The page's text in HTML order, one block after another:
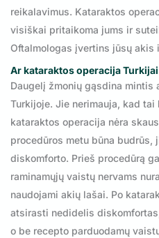
reikalavimus. Kataraktos
visiškai pritaikoma jums ir
Oftalmologas įvertins jūsų akis
Ar kataraktos operacija
Daugelį žmonių gąsdina mintis
Turkijoje. Jie nerimauja, kad
kataraktos operacija nėra
procedūros metu būna budrūs,
diskomforto. Prieš procedūrą
raminamųjų vaistų nervams
naudojami akių lašai. Po
atsirasti nedidelis
o be recepto parduodamų